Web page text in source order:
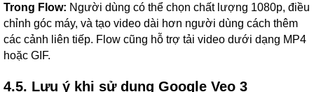
Trong Flow: Người dùng có thể chọn chất lượng 1080p, điều
chỉnh góc máy, và tạo video dài hơn người dùng cách thêm
các cảnh liên tiếp. Flow cũng hỗ trợ tải video dưới dạng MP4
hoặc GIF.
4.5. Lưu ý khi sử dụng Google Veo 3